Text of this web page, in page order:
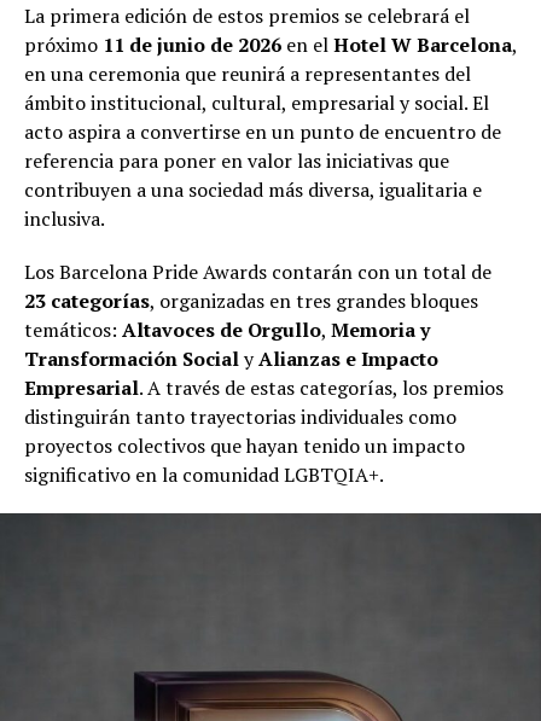
La primera edición de estos premios se celebrará el
próximo 11 de junio de 2026 en elHotel W Barcelona,
en una ceremonia que reunirá a representantes del
ámbito institucional, cultural, empresarial y social. El
acto aspira a convertirse en un punto de encuentro de
referencia para poner en valor las iniciativas que
contribuyen a una sociedad más diversa, igualitaria e
inclusiva.
Los Barcelona Pride Awards contarán con un total de
23 categorías, organizadas en tres grandes bloques
temáticos: Altavoces de Orgullo, Memoria y
Transformación SocialyAlianzas e Impacto
Empresarial. A través de estas categorías, los premios
distinguirán tanto trayectorias individuales como
proyectos colectivos que hayan tenido un impacto
significativo en la comunidad LGBTQIA+.